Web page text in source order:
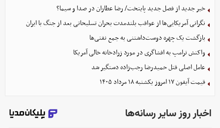
خبر جدید از فصل جدید پایتخت/ رضا عطاران در صدا و سیما؟
نگرانی آمریکایی‌ها از عواقب بلندمدت بحران تسلیحاتی بعد از جنگ با ایران
بازگشت یک چهره دوست‌داشتنی به جمع نفتی‌ها
واکنش ترامپ به افشاگری در مورد زرادخانه خالی آمریکا
عامل اصلی قتل حمیدرضا رجب‌زاده دستگیر شد
قیمت آیفون ۱۷ امروز یکشنبه ۱۸ مرداد ۱۴۰۵